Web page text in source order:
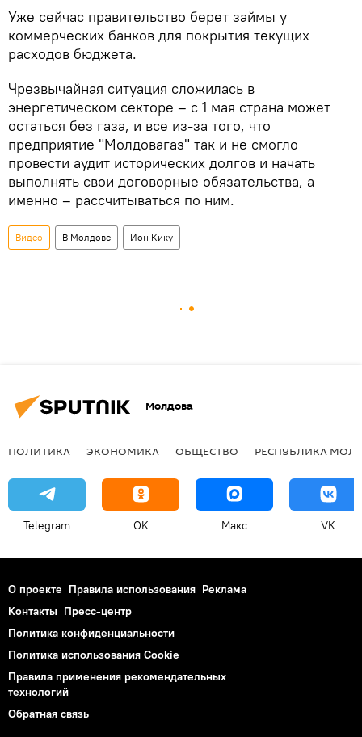
Уже сейчас правительство берет займы у
коммерческих банков для покрытия текущих
расходов бюджета.
Чрезвычайная ситуация сложилась в
энергетическом секторе – с 1 мая страна может
остаться без газа, и все из-за того, что
предприятие "Молдовагаз" так и не смогло
провести аудит исторических долгов и начать
выполнять свои договорные обязательства, а
именно – рассчитываться по ним.
Видео В Молдове Ион Кику
Молдова
ПОЛИТИКА ЭКОНОМИКА ОБЩЕСТВО РЕСПУБЛИКА
Telegram OK Макс VK
О проекте Правила использования Реклама
Контакты Пресс-центр
Политика конфиденциальности
Политика использования Cookie
Правила применения рекомендательных
технологий
Обратная связь